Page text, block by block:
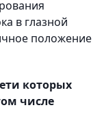
в глазной
положение
которых
числе